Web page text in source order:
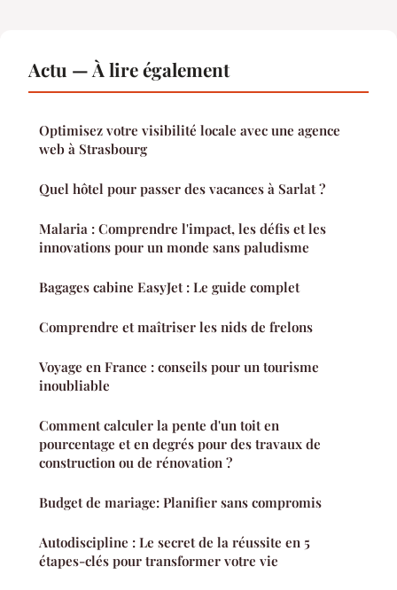
Actu — À lire également
Optimisez votre visibilité locale avec une agence
web à Strasbourg
Quel hôtel pour passer des vacances à Sarlat ?
Malaria : Comprendre l'impact, les défis et les
innovations pour un monde sans paludisme
Bagages cabine EasyJet : Le guide complet
Comprendre et maîtriser les nids de frelons
Voyage en France : conseils pour un tourisme
inoubliable
Comment calculer la pente d'un toit en
pourcentage et en degrés pour des travaux de
construction ou de rénovation ?
Budget de mariage: Planifier sans compromis
Autodiscipline : Le secret de la réussite en 5
étapes-clés pour transformer votre vie